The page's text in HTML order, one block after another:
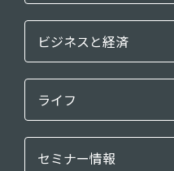
ビジネスと経済
ライフ
セミナー情報